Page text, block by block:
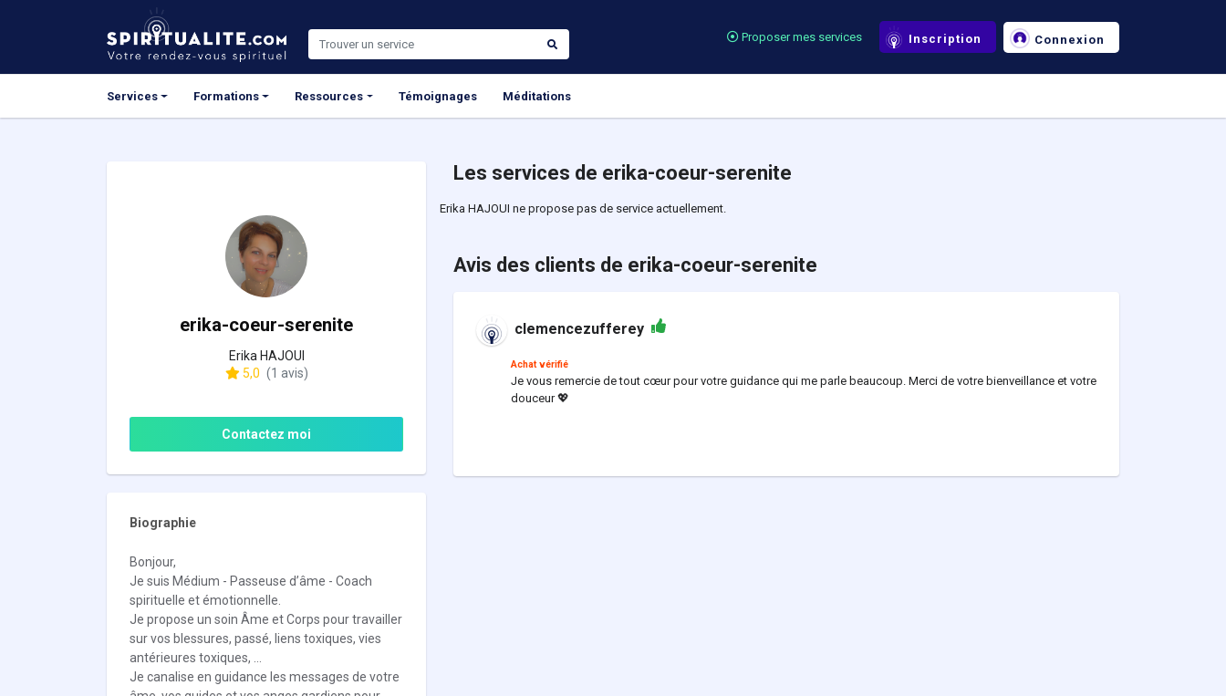
Proposer mes services Inscription Connexion
Services Formations Ressources Témoignages Méditations
erika-coeur-serenite
Erika HAJOUI
5,0 (1 avis)
Contactez moi
Biographie
Bonjour,
Je suis Médium - Passeuse d’âme - Coach
spirituelle et émotionnelle.
Je propose un soin Âme et Corps pour travailler
sur vos blessures, passé, liens toxiques, vies
antérieures toxiques, …
Je canalise en guidance les messages de votre
Les services de erika-coeur-serenite
Erika HAJOUI ne propose pas de service actuellement.
Avis des clients de erika-coeur-serenite
clemencezufferey
Achat vérifié
Je vous remercie de tout cœur pour votre guidance qui me parle beaucoup. Merci de votre bienveillance et votre
douceur 💖
Panneau de gestion des cookies